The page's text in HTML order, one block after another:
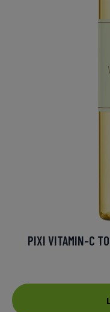
PIXI VITAMIN-C